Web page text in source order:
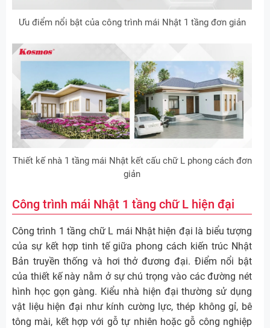
Ưu điểm nổi bật của công trình mái Nhật 1 tầng đơn giản
Thiết kế nhà 1 tầng mái Nhật kết cấu chữ L phong cách đơn
giản
Công trình mái Nhật 1 tầng chữ L hiện đại
Công trình 1 tầng chữ L mái Nhật hiện đại là biểu tượng
của sự kết hợp tinh tế giữa phong cách kiến trúc Nhật
Bản truyền thống và hơi thở đương đại. Điểm nổi bật
của thiết kế này nằm ở sự chú trọng vào các đường nét
hình học gọn gàng. Kiểu nhà hiện đại thường sử dụng
vật liệu hiện đại như kính cường lực, thép không gỉ, bê
tông mài, kết hợp với gỗ tự nhiên hoặc gỗ công nghiệp